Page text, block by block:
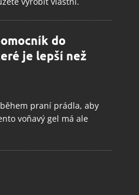
do
je lepší než
praní prádla, aby
voňavý gel má ale